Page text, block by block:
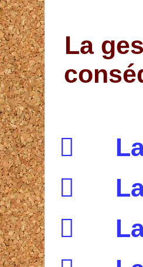
La


